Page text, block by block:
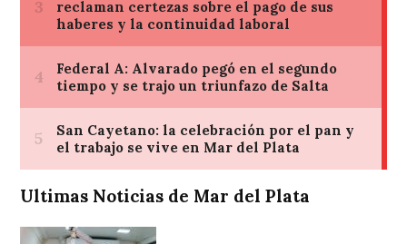
Ultimas Noticias de Mar del Plata